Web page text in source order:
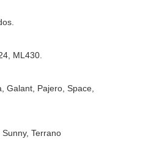
ML430.
Galant, Pajero, Space,
Terrano